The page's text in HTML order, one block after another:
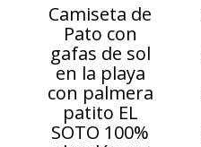
Camiseta de
Pato con
gafas de sol
en la playa
con palmera
patito EL
SOTO 100%